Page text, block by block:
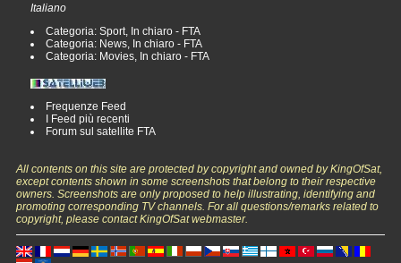
Italiano
Categoria: Sport, In chiaro - FTA
Categoria: News, In chiaro - FTA
Categoria: Movies, In chiaro - FTA
Frequenze Feed
I Feed più recenti
Forum sul satellite FTA
All contents on this site are protected by copyright and owned by KingOfSat,
except contents shown in some screenshots that belong to their respective
owners. Screenshots are only proposed to help illustrating, identifying and
promoting corresponding TV channels. For all questions/remarks related to
copyright, please contact KingOfSat webmaster.